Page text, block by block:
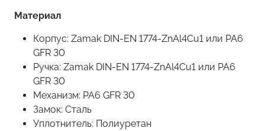
Материал
Корпус: Zamak DIN-EN 1774-ZnAl4Cu1 или PA6
GFR 30
Ручка: Zamak DIN-EN 1774-ZnAl4Cu1 или PA6
GFR 30
Механизм: PA6 GFR 30
Замок: Сталь
Уплотнитель: Полиуретан